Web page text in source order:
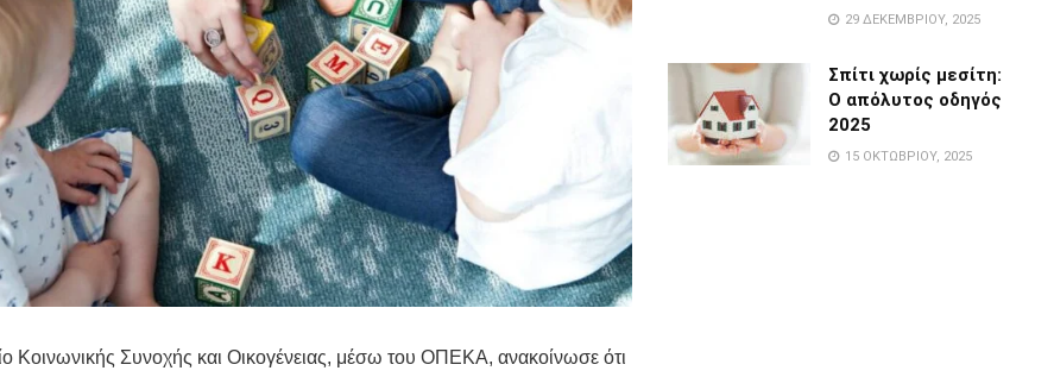
Κοινωνικής Συνοχής και Οικογένειας, μέσω του ΟΠΕΚΑ, ανακοίνωσε ότι
29 ΔΕΚΕΜΒΡΊΟΥ, 2025
Σπίτι χωρίς μεσίτη:
Ο απόλυτος οδηγός
2025
15 ΟΚΤΩΒΡΊΟΥ, 2025